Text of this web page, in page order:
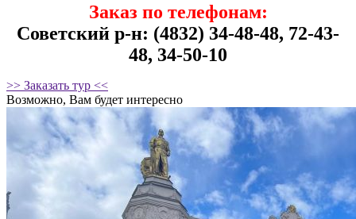
Заказ по телефонам:
Советский р-н: (4832) 34-48-48, 72-43-
48, 34-50-10
>> Заказать тур <<
Возможно, Вам будет интересно